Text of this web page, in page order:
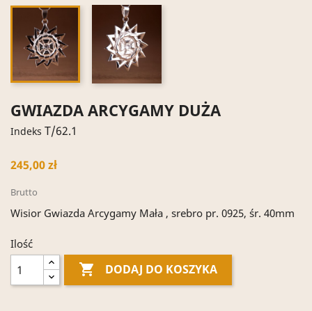
GWIAZDA ARCYGAMY DUŻA
Indeks T/62.1
245,00 zł
Brutto
Wisior Gwiazda Arcygamy Mała , srebro pr. 0925, śr. 40mm
Ilość
 DODAJ DO KOSZYKA